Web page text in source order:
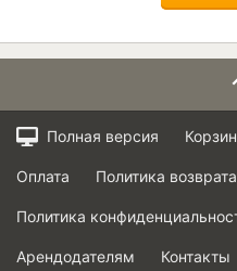
Полная версия
Оплата Политика возврата
Политика
Арендодателям Контакты